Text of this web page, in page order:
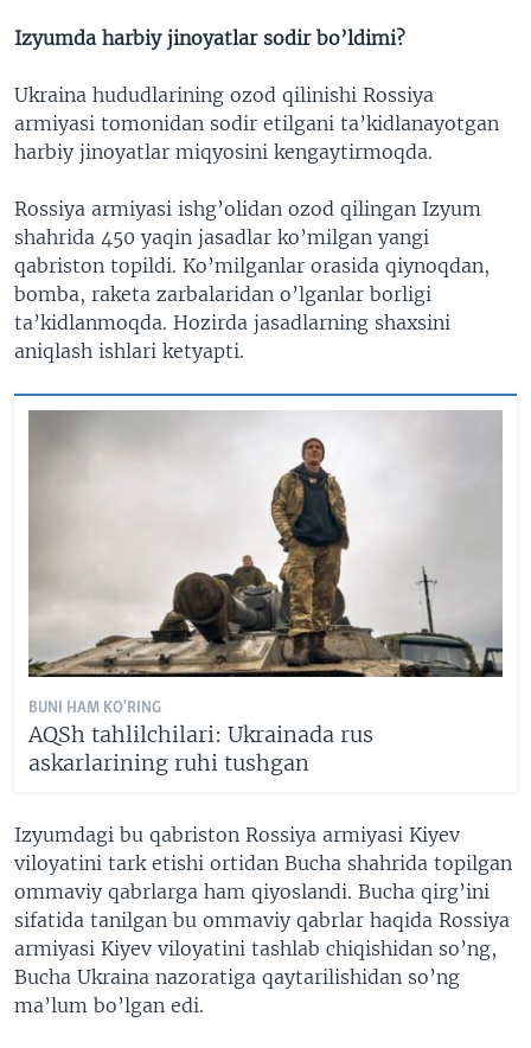
Izyumda harbiy jinoyatlar sodir bo’ldimi?
Ukraina hududlarining ozod qilinishi Rossiya
armiyasi tomonidan sodir etilgani ta’kidlanayotgan
harbiy jinoyatlar miqyosini kengaytirmoqda.
Rossiya armiyasi ishg’olidan ozod qilingan Izyum
shahrida 450 yaqin jasadlar ko’milgan yangi
qabriston topildi. Ko’milganlar orasida qiynoqdan,
bomba, raketa zarbalaridan o’lganlar borligi
ta’kidlanmoqda. Hozirda jasadlarning shaxsini
aniqlash ishlari ketyapti.
BUNI HAM KO'RING
AQSh tahlilchilari: Ukrainada rus
askarlarining ruhi tushgan
Izyumdagi bu qabriston Rossiya armiyasi Kiyev
viloyatini tark etishi ortidan Bucha shahrida topilgan
ommaviy qabrlarga ham qiyoslandi. Bucha qirg’ini
sifatida tanilgan bu ommaviy qabrlar haqida Rossiya
armiyasi Kiyev viloyatini tashlab chiqishidan so’ng,
Bucha Ukraina nazoratiga qaytarilishidan so’ng
ma’lum bo’lgan edi.